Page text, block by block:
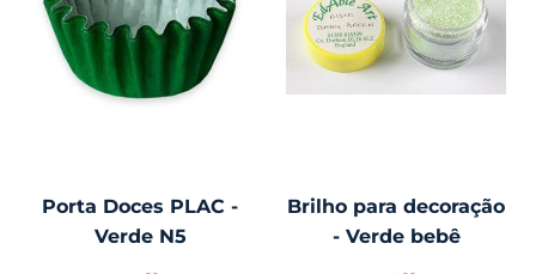
Porta Doces PLAC -
Verde N5
Brilho para decoração
- Verde bebê